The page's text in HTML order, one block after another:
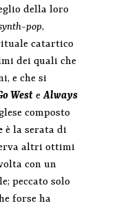
della loro
pop,
catartico
dei quali che
e che si
WesteAlways
composto
è la serata di
altri ottimi
con un
peccato solo
forse ha